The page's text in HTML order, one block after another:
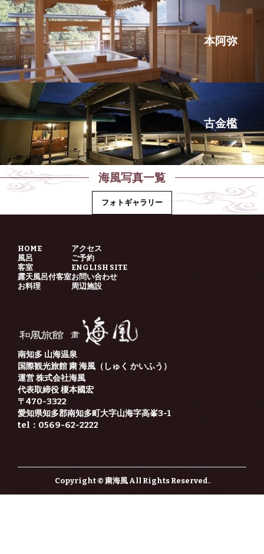
本阿弥
古金檻
海風写真一覧
フォトギャラリー
南知多 山海温泉
国際観光旅館 粛 海風（しゅく かいふう）
運営 株式会社海風
代表取締役 榎本國宏
〒470-3322
愛知県知多郡南知多町大字山海字高峯3-1
tel：0569-62-2222
HOME
風呂
客室
露天風呂付客室
お料理
アクセス
ご予約
ENGLISH SITE
お問い合わせ
周辺施設
Copyright © 粛海風 All Rights Reserved.